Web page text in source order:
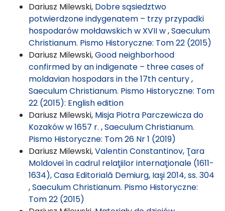
Dariusz Milewski, Dobre sąsiedztwo
potwierdzone indygenatem – trzy przypadki
hospodarów mołdawskich w XVII w,Saeculum
Christianum. Pismo Historyczne: Tom 22 (2015)
Dariusz Milewski,Good neighborhood
confirmed by an indigenate – three cases of
moldavian hospodars in the 17th century,
Saeculum Christianum. Pismo Historyczne: Tom
22 (2015): English edition
Dariusz Milewski, Misja Piotra Parczewicza do
Kozaków w 1657 r. ,Saeculum Christianum.
Pismo Historyczne: Tom 26 Nr 1 (2019)
Dariusz Milewski,Valentin Constantinov, Ţara
Moldovei în cadrul relaţiilor internaţionale (1611-
1634), Casa Editorială Demiurg, Iaşi 2014, ss. 304
,Saeculum Christianum. Pismo Historyczne:
Tom 22 (2015)